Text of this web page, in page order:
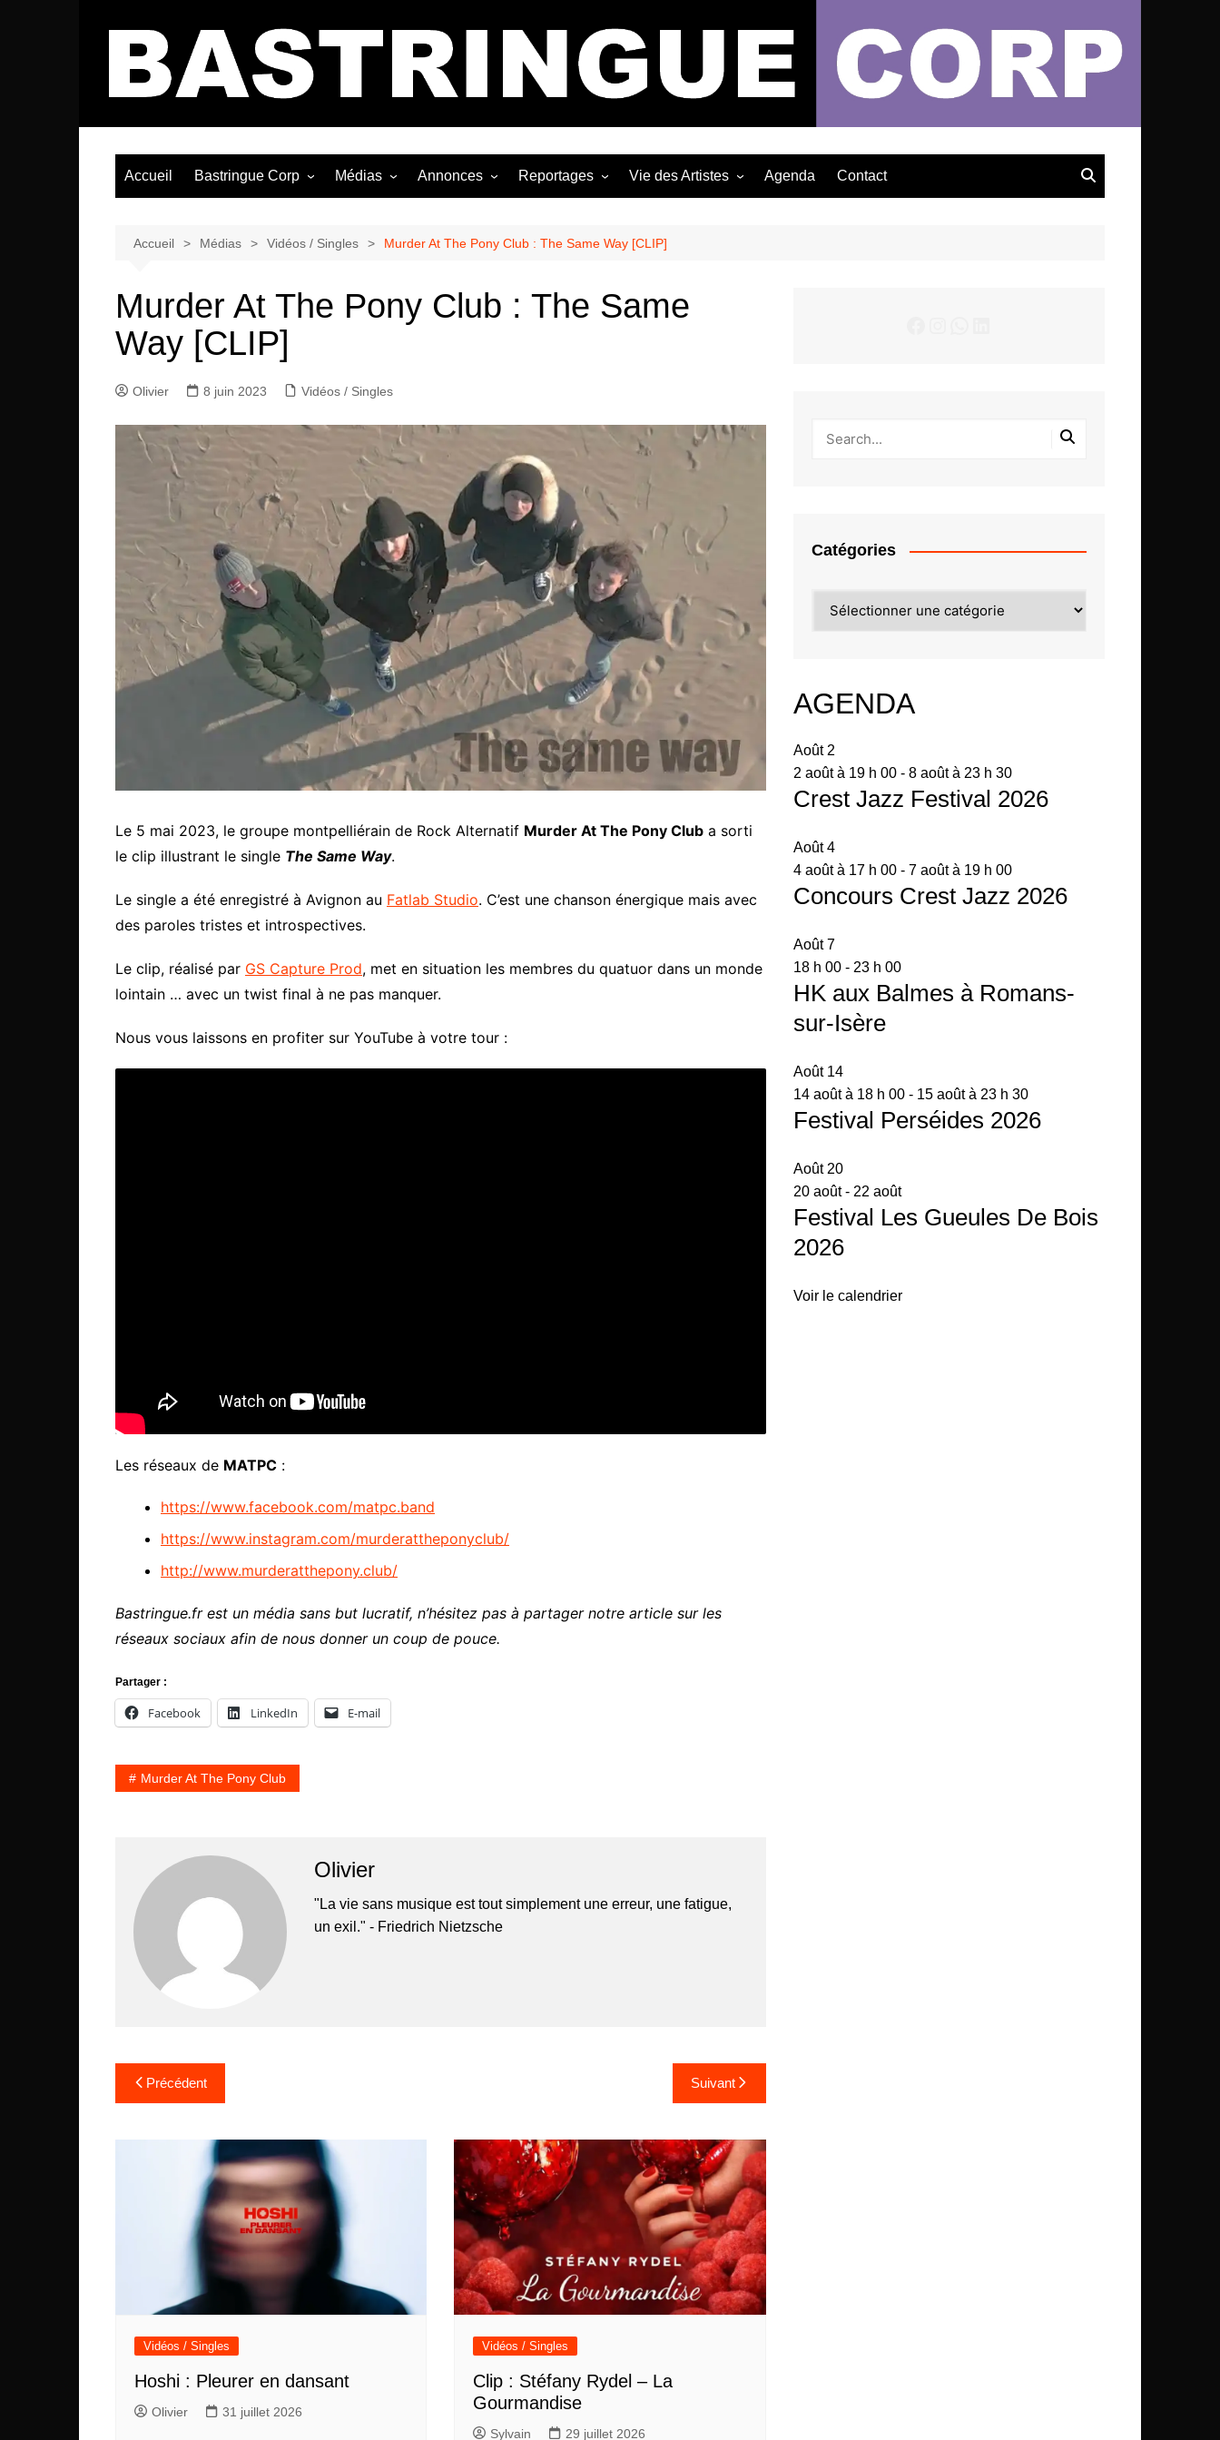
Bastringue Corp – Actualités Musicales
Accueil Bastringue Corp Médias
Albums / EP
Annonces
Les Concerts
Reportages
Photographies
Vie des Artistes
Nécro
Agenda Contact
Accueil Médias Vidéos / Singles Murder At The Pony Club : The Same Way [CLIP]
Murder At The Pony Club : The Same
Way [CLIP]
Olivier 8 juin 2023 Vidéos / Singles
Le 5 mai 2023, le groupe montpelliérain de Rock Alternatif Murder At The Pony Club a sorti
le clip illustrant le single The Same Way.
Le single a été enregistré à Avignon au Fatlab Studio. C’est une chanson énergique mais avec
des paroles tristes et introspectives.
Le clip, réalisé par GS Capture Prod, met en situation les membres du quatuor dans un monde
lointain … avec un twist final à ne pas manquer.
Nous vous laissons en profiter sur YouTube à votre tour :
Les réseaux de MATPC :
https://www.facebook.com/matpc.band
https://www.instagram.com/murderattheponyclub/
http://www.murderatthepony.club/
Bastringue.fr est un média sans but lucratif, n’hésitez pas à partager notre article sur les
réseaux sociaux afin de nous donner un coup de pouce.
Partager :
Facebook LinkedIn E-mail
Murder At The Pony Club
Olivier
"La vie sans musique est tout simplement une erreur, une fatigue,
un exil." - Friedrich Nietzsche
Navigation
de
l’article
Précédent Suivant
Vidéos / Singles
Hoshi : Pleurer en dansant
Olivier 31 juillet 2026
Vidéos / Singles
Clip : Stéfany Rydel – La
Gourmandise
Sylvain 29 juillet 2026
Catégories
AGENDA
Août 2
2 août à 19 h 00- 8 août à 23 h 30
Crest Jazz Festival 2026
Août4
4 août à 17 h 00- 7 août à 19 h 00
Concours Crest Jazz 2026
Août7
18 h 00- 23 h 00
HK aux Balmes à Romans-
sur-Isère
Août 14
14 août à 18 h 00- 15 août à 23 h 30
Festival Perséides 2026
Août 20
20 août- 22 août
Festival Les Gueules De Bois
2026
Voir le calendrier